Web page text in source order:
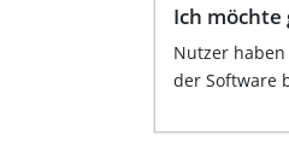
Ich
Nutzer
der Software